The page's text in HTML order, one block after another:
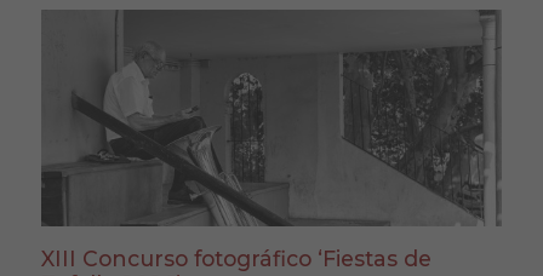
XIII Concurso fotográfico ‘Fiestas de